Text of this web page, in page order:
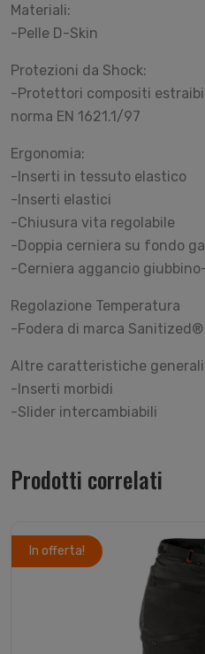
Materiali:
-Pelle D-Skin
Protezioni da Shock:
-Protettori compositi
norma EN 1621.1/97
Ergonomia:
-Inserti in tessuto elastico
-Inserti elastici
-Chiusura vita regolabile
-Doppia cerniera su fondo
-Cerniera aggancio
Regolazione Temperatura
-Fodera di marca Sanitized®
Altre caratteristiche
-Inserti morbidi
-Slider intercambiabili
Prodotti correlati
In offerta!